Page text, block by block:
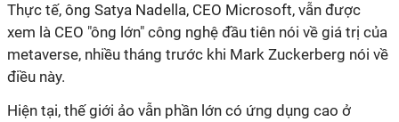
Thực tế, ông Satya Nadella, CEO Microsoft, vẫn được
xem là CEO "ông lớn" công nghệ đầu tiên nói về giá trị của
metaverse, nhiều tháng trước khi Mark Zuckerberg nói về
điều này.
Hiện tại, thế giới ảo vẫn phần lớn có ứng dụng cao ở